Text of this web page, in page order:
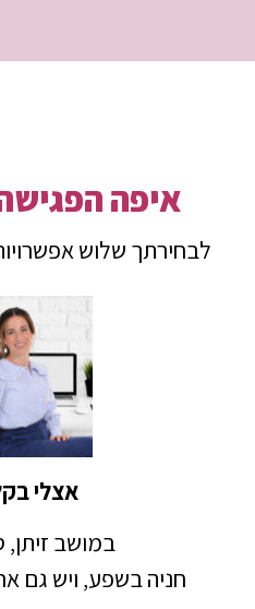
איפה
לבחירתך שלוש
אצלי
במושב זיתן,
חניה בשפע, ויש גם